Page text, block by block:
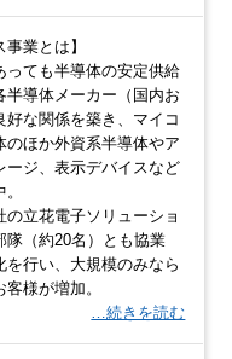
事業とは】
っても半導体の安定供給
半導体メーカー（国内お
好な関係を築き、マイコ
のほか外資系半導体やア
ージ、表示デバイスなど
の立花電子ソリューショ
隊（約20名）とも協業
を行い、大規模のみなら
様が増加。
…続きを読む